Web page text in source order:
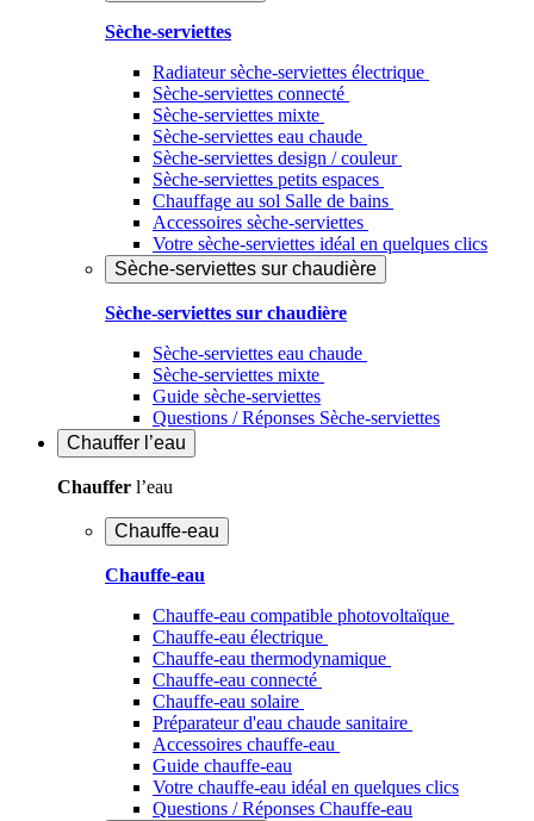
Sèche-serviettes
Radiateur sèche-serviettes électrique
Sèche-serviettes connecté
Sèche-serviettes mixte
Sèche-serviettes eau chaude
Sèche-serviettes design / couleur
Sèche-serviettes petits espaces
Chauffage au sol Salle de bains
Accessoires sèche-serviettes
Votre sèche-serviettes idéal en quelques clics
Sèche-serviettes sur chaudière
Sèche-serviettes sur chaudière
Sèche-serviettes eau chaude
Sèche-serviettes mixte
Guide sèche-serviettes
Questions / Réponses Sèche-serviettes
Chauffer l’eau
Chauffer l’eau
Chauffe-eau
Chauffe-eau
Chauffe-eau compatible photovoltaïque
Chauffe-eau électrique
Chauffe-eau thermodynamique
Chauffe-eau connecté
Chauffe-eau solaire
Préparateur d'eau chaude sanitaire
Accessoires chauffe-eau
Guide chauffe-eau
Votre chauffe-eau idéal en quelques clics
Questions / Réponses Chauffe-eau